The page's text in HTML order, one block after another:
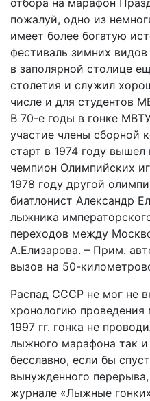
пожалуй, одно из
имеет более богатую
фестиваль зимних
в заполярной столице
столетия и служил
числе и для студентов
В 70-е годы в гонке
участие члены сборной
старт в 1974 году
чемпион Олимпийских
1978 году другой
биатлонист Александр
лыжника
переходов между
А.Елизарова. – Прим.
вызов на 50-
Распад СССР не мог не
хронологию
1997 гг. гонка не
лыжного марафона так и
бесславно, если бы
вынужденного
журнале «Лыжные